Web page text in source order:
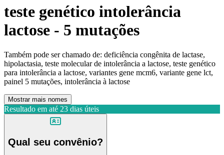
teste genético intolerância
lactose - 5 mutações
Também pode ser chamado de: deficiência congênita de lactase,
hipolactasia, teste molecular de intolerância a lactose, teste genético
para intolerância a lactose, variantes gene mcm6, variante gene lct,
painel 5 mutações, intolerância à lactose
Mostrar mais nomes
Resultado em até 23 dias úteis
Qual seu convênio?